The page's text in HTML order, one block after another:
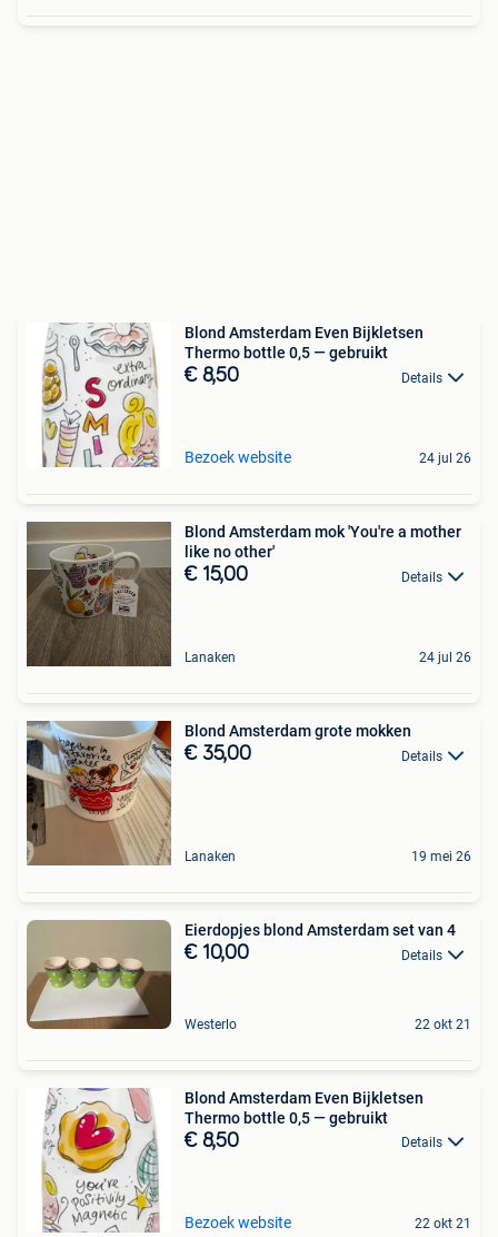
Blond Amsterdam Even Bijkletsen
Thermo bottle 0,5 — gebruikt
€ 8,50 Details
Bezoek website 24 jul 26
Blond Amsterdam mok 'You're a mother
like no other'
€ 15,00 Details
Lanaken 24 jul 26
Blond Amsterdam grote mokken
€ 35,00 Details
Lanaken 19 mei 26
Eierdopjes blond Amsterdam set van 4
€ 10,00 Details
Westerlo 22 okt 21
Blond Amsterdam Even Bijkletsen
Thermo bottle 0,5 — gebruikt
€ 8,50 Details
Bezoek website 22 okt 21